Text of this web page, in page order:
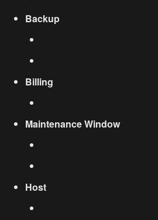
Backup
Billing
Maintenance Window
Host